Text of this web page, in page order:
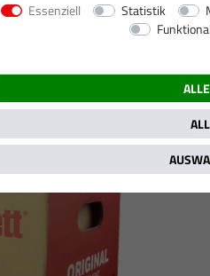
01.2008 - )
Essenziell
Statistik